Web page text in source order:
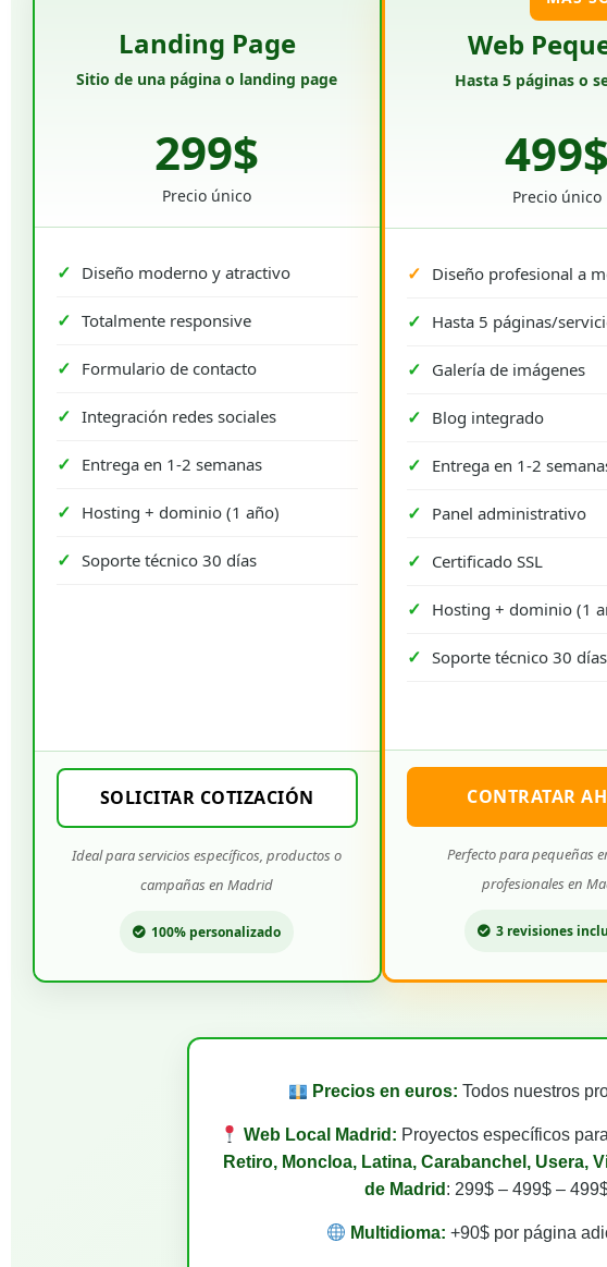
Landing Page
Sitio de una página o landing page
299$
Precio único
Diseño moderno y atractivo
Totalmente responsive
Formulario de contacto
Integración redes sociales
Entrega en 1-2 semanas
Hosting + dominio (1 año)
Soporte técnico 30 días
SOLICITAR COTIZACIÓN
Ideal para servicios específicos, productos o
campañas en Madrid
100% personalizado
Web
Hasta 5 páginas o
499$
Precio único
Diseño profesional a
Hasta 5 páginas/
Galería de imágenes
Blog integrado
Entrega en 1-2
Panel administrativo
Certificado SSL
Hosting + dominio (1
Soporte técnico 30 días
CONTRATAR
Perfecto para pequeñas
profesionales en
3 revisiones
Precios en euros: Todos nuestros
Web Local Madrid: Proyectos específicos
Retiro, Moncloa, Latina, Carabanchel, Usera,
de Madrid : 299$ – 499$ –
Multidioma: +90$ por página